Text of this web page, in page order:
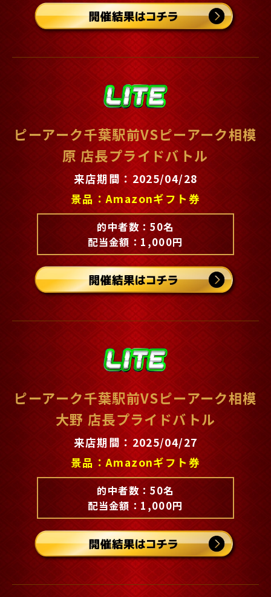
ピーアーク千葉駅前VSピーアーク相模
原 店長プライドバトル
来店期間：2025/04/28
景品：Amazonギフト券
的中者数：50名
配当金額：1,000円
ピーアーク千葉駅前VSピーアーク相模
大野 店長プライドバトル
来店期間：2025/04/27
景品：Amazonギフト券
的中者数：50名
配当金額：1,000円